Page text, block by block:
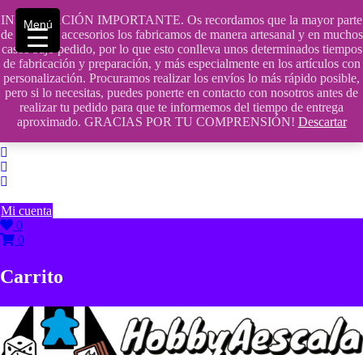
INFORMACIÓN IMPORTANTE. Os recordamos que la mayor parte
de nuestros accesorios los fabricamos de manera artesanal y en muchos
casos bajo pedido, por lo que esto conlleva unos determinados tiempos
de fabricación y preparación, y más especialmente en los artículos con
personalización. Procuramos realizar los envíos lo más rápido posible,
pero si lo necesitas, puedes ponerte en contacto con nosotros antes de
realizar tu pedido para que te informemos del tiempo de entrega
aproximado. GRACIAS POR TU COMPRENSIÓN! Descartar
Saltar
contenido
609241475 SOLO DE 10:00 a 14:00
info@hobbyaescala.com
San Fernando de Henares
10:00 - 14:00
Mi cuenta
0
0
Carrito
Menú